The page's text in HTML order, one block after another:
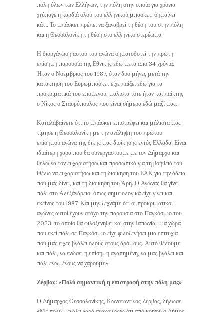
πόλη όλων των Ελλήνων, την πόλη στην οποία για χρόνια
χτύπαγε η καρδιά όλου του ελληνικού μπάσκετ, σημαίνει
κάτι. Το μπάσκετ πρέπει να ξαναβρεί τη θέση του στην πόλη
και η Θεσσαλονίκη τη θέση στο ελληνικό στερέωμα.
Η διοργάνωση αυτού του αγώνα σηματοδοτεί την πρώτη
επίσημη παρουσία της Εθνικής εδώ μετά από 34 χρόνια.
Ήταν ο Νοέμβριος του 1987, όταν δυο μήνες μετά την
κατάκτηση του Ευρωμπάσκετ είχε παίξει εδώ για τα
προκριματικά του επόμενου, μάλιστα τότε ήταν και παίκτης
ο Νίκος ο Σταυρόπουλος που είναι σήμερα εδώ μαζί μας.
Καταλαβαίνετε ότι το μπάσκετ επιστρέφει και μάλιστα μας
τίμησε η Θεσσαλονίκη με την ανάληψη του πρώτου
επίσημου αγώνα της δικής μας διοίκησης εντός Ελλάδα. Είναι
ιδιαίτερη χαρά που θα συνεργαστούμε με τον Δήμαρχο και
θέλω να τον ευχαριστήσω και προσωπικά για τη βοήθειά του.
Θέλω να ευχαριστήσω και τη διοίκηση του ΕΑΚ για την άδεια
που μας δίνει, και τη διοίκηση του Άρη. Ο Αγώνας θα γίνει
πάλι στο Αλεξάνδρειο, όπως σημειολογικά είχε γίνει και
εκείνος του 1987. Και μην ξεχνάμε ότι οι προκριματικοί
αγώνες αυτοί έχουν στόχο την παρουσία στο Παγκόσμιο του
2023, το οποίο θα φιλοξενηθεί και στην Ιαπωνία, μια χώρα
που εκεί πάλι σε Παγκόσμιο είχε φιλοξενήσει μια επιτυχία
που μας είχες βγάλει όλους στους δρόμους. Αυτό θέλουμε
και πάλι, να ενώσει η επίσημη αγαπημένη, να μας βγάλει και
πάλι ενωμένους να χαρούμε».
Ζέρβας: «Πολύ σημαντική η επιστροφή στην πόλη μας»
Ο Δήμαρχος Θεσσαλονίκης, Κωνσταντίνος Ζέρβας, δήλωσε: